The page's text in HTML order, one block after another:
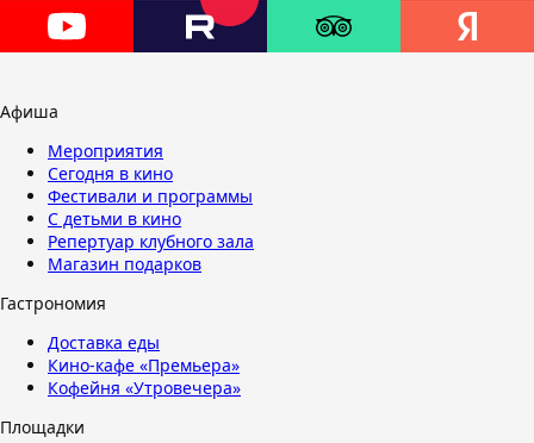
Афиша
Мероприятия
Сегодня в кино
Фестивали и программы
С детьми в кино
Репертуар клубного зала
Магазин подарков
Гастрономия
Доставка еды
Кино-кафе «Премьера»
Кофейня «Утровечера»
Площадки